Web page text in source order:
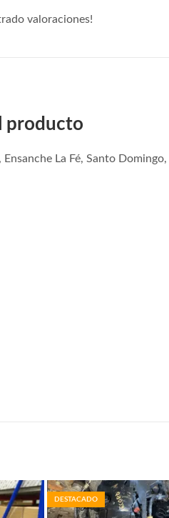
valoraciones!
producto
Ensanche La Fé, Santo
DESTACADO